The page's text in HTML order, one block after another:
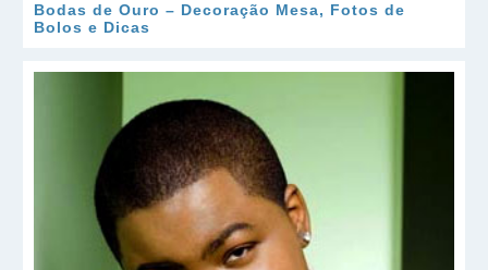
Bodas de Ouro – Decoração Mesa, Fotos de
Bolos e Dicas